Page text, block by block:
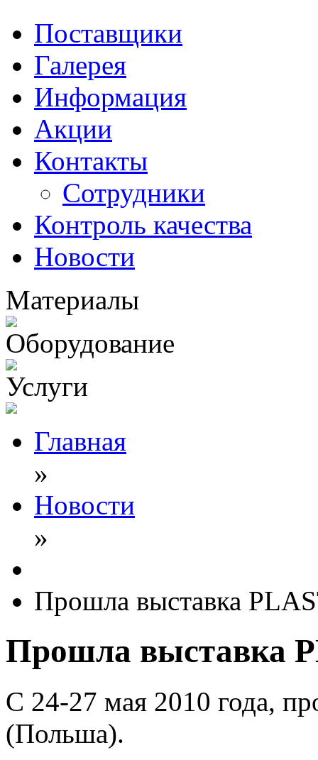
Поставщики
Галерея
Информация
Акции
Контакты
Сотрудники
Контроль качества
Новости
Материалы
Оборудование
Услуги
Главная
»
Новости
»
Прошла выставка
Прошла выставка
С 24-27 мая 2010 года,
(Польша).